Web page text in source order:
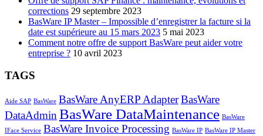
corrections 29 septembre 2023
BasWare IP Master – Impossible d’enregistrer la facture si la
date est supérieure au 15 mars 2023 5 mai 2023
Comment notre offre de support BasWare peut aider votre
entreprise ? 10 avril 2023
TAGS
Aide SAP BasWare BasWare AnyERP AdapterBasWare
DataAdminBasWare DataMaintenance BasWare
IFace Service BasWare Invoice Processing BasWare IP BasWare IP Master